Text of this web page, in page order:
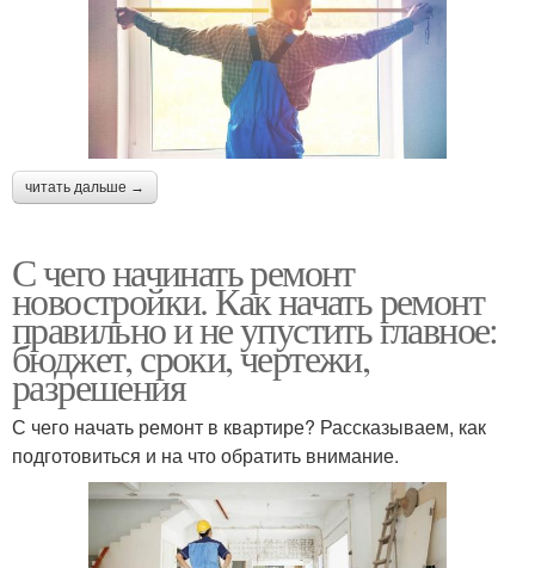
читать дальше →
С чего начинать ремонт
новостройки. Как начать ремонт
правильно и не упустить главное:
бюджет, сроки, чертежи,
разрешения
С чего начать ремонт в квартире? Рассказываем, как
подготовиться и на что обратить внимание.